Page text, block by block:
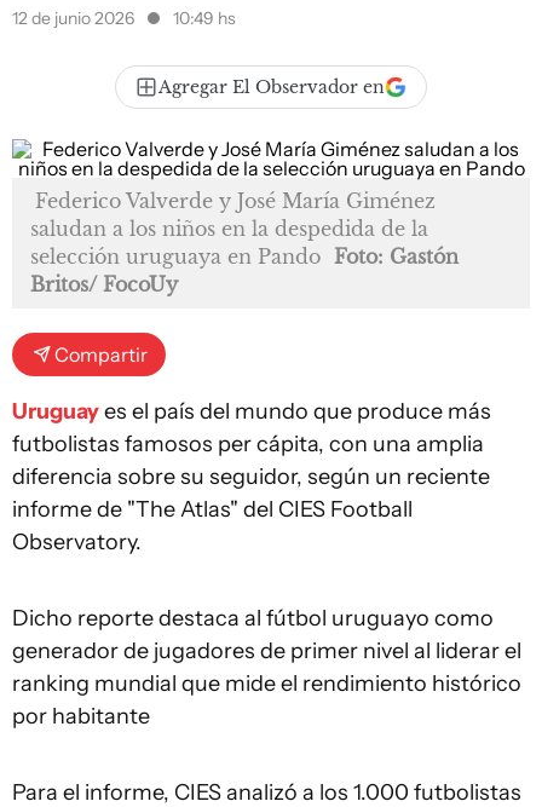
12 de junio 2026 10:49 hs
Agregar El Observador en
Federico Valverde y José María Giménez
saludan a los niños en la despedida de la
selección uruguaya en Pando Foto: Gastón
Britos/ FocoUy
Compartir
Uruguayes el país del mundo que produce más
futbolistas famosos per cápita, con una amplia
diferencia sobre su seguidor, según un reciente
informe de "The Atlas" del CIES Football
Observatory.
Dicho reporte destaca al fútbol uruguayo como
generador de jugadores de primer nivel al liderar el
ranking mundial que mide el rendimiento histórico
por habitante
Para el informe, CIES analizó a los 1.000 futbolistas